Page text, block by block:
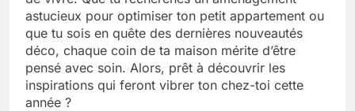
l’eucalyptus gunnii pour votre jardin
5 Mois Ago
À partir de quel montant la CAF porte
plainte : comprendre les seuils à
astucieux pour optimiser ton petit appartement ou
que tu sois en quête des dernières nouveautés
déco, chaque coin de ta maison mérite d’être
pensé avec soin. Alors, prêt à découvrir les
inspirations qui feront vibrer ton chez-toi cette
année ?